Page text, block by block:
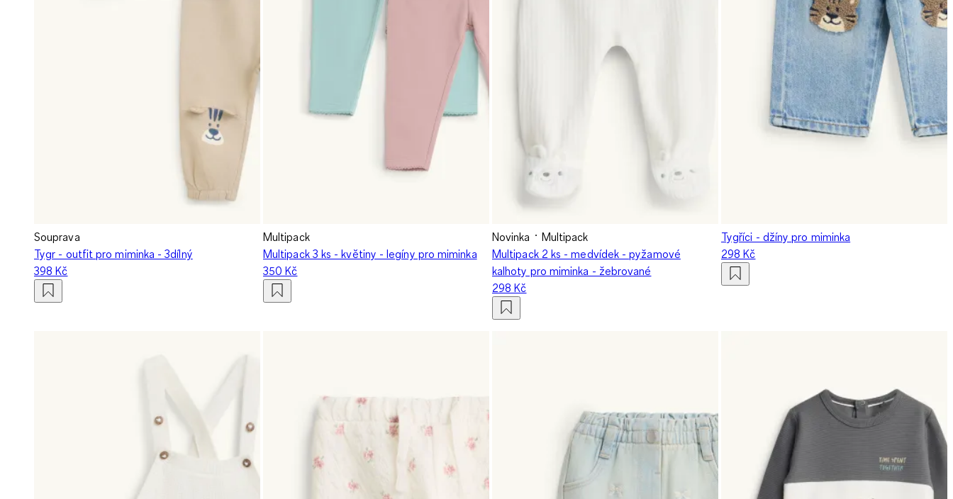
Souprava
Tygr - outfit pro miminka - 3dílný
398 Kč
Multipack
Multipack 3 ks - květiny - legíny pro miminka
350 Kč
Novinka
Multipack
Multipack 2 ks - medvídek - pyžamové
kalhoty pro miminka - žebrované
298 Kč
Tygříci - džíny pro miminka
298 Kč